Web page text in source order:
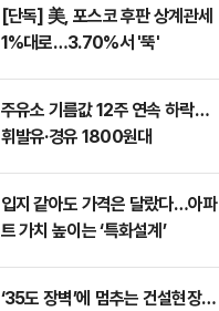
[단독] 美, 포스코 후판 상계관세
1%대로…3.70%서 '뚝'
주유소 기름값 12주 연속 하락…
휘발유·경유 1800원대
입지 같아도 가격은 달랐다…아파
트 가치 높이는 ‘특화설계’
‘35도 장벽’에 멈추는 건설현장…